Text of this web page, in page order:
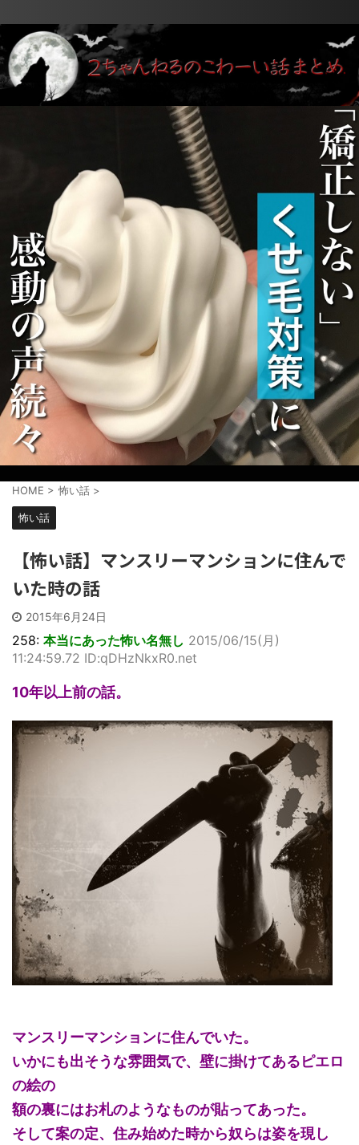
HOME > 怖い話 >
怖い話
【怖い話】マンスリーマンションに住んで
いた時の話
2015年6月24日
258: 本当にあった怖い名無し 2015/06/15(月)
11:24:59.72 ID:qDHzNkxR0.net
10年以上前の話。
マンスリーマンションに住んでいた。
いかにも出そうな雰囲気で、壁に掛けてあるピエロ
の絵の
額の裏にはお札のようなものが貼ってあった。
そして案の定、住み始めた時から奴らは姿を現し